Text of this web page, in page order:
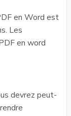
en Word est
Les
en word
devrez peut-